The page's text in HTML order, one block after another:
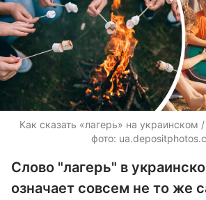
Как сказать «лагерь» на украинском
фото:
Слово "лагерь" в
означает совсем не то же